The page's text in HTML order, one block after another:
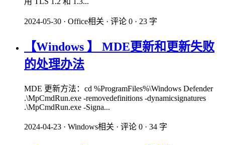
2024-05-30 · Office相关 · 评论 0 · 23 字
【Windows 】 MDE更新和更新失败
的处理办法
MDE 更新方法：cd %ProgramFiles%\Windows Defender
.\MpCmdRun.exe -removedefinitions -dynamicsignatures
.\MpCmdRun.exe -Signa...
2024-04-23 · Windows相关 · 评论 0 · 34 字